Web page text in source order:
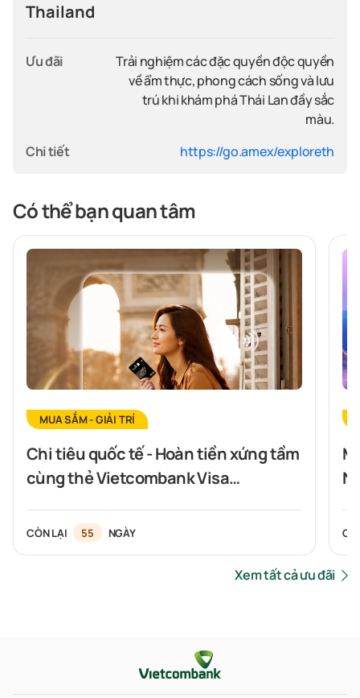
Thailand
Ưu đãi
Trải nghiệm các đặc quyền độc quyền
về ẩm thực, phong cách sống và lưu
trú khi khám phá Thái Lan đầy sắc
màu.
Chi tiết
https://go.amex/exploreth
Có thể bạn quan tâm
MUA SẮM - GIẢI TRÍ
Chi tiêu quốc tế - Hoàn tiền xứng tầm
cùng thẻ Vietcombank Visa
CÒN LẠI 55 NGÀY
Xem tất cả ưu đãi